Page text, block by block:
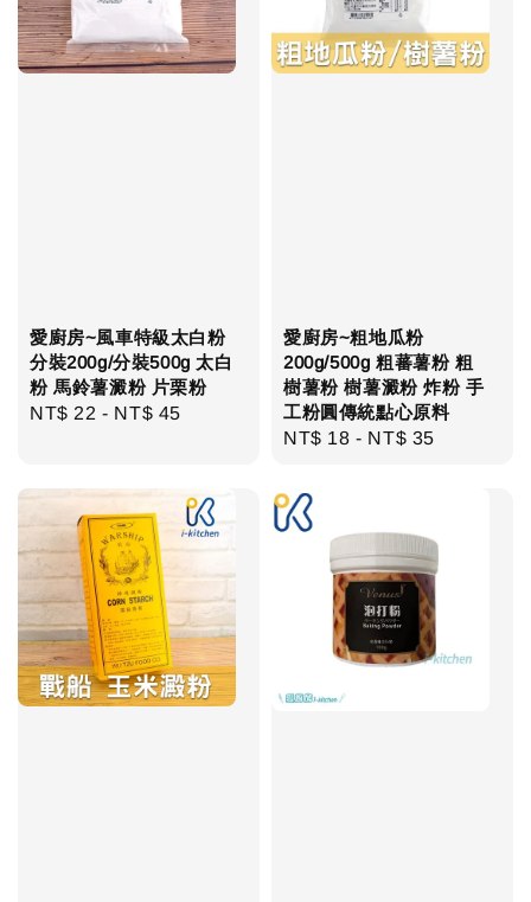
愛廚房~風車特級太白粉
分裝200g/分裝500g 太白
粉 馬鈴薯澱粉 片栗粉
Regular
NT$ 22 - NT$ 45
愛廚房~粗地瓜粉
200g/500g 粗蕃薯粉 粗
樹薯粉 樹薯澱粉 炸粉 手
工粉圓傳統點心原料
Regular
NT$ 18 - NT$ 35